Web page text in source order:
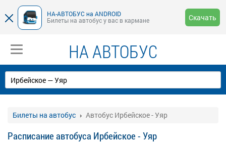
НА-АВТОБУС на ANDROID
Билеты на автобус у вас в кармане
Скачать
НА АВТОБУС
Билеты на автобус Автобус Ирбейское - Уяр
Расписание автобуса Ирбейское - Уяр